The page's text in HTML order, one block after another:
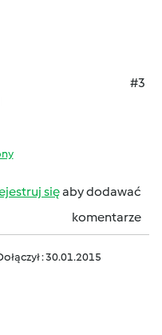
#3
sięaby dodawać
komentarze
: 30.01.2015